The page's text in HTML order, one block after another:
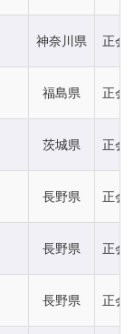
神奈川県 正会
福島県 正会
茨城県 正会
長野県 正会
長野県 正会
長野県 正会